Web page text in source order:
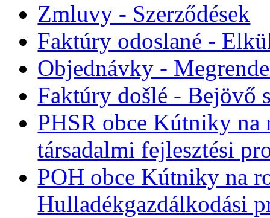
Zmluvy - Szerződések
Faktúry odoslané -
Objednávky -
Faktúry došlé - Bejövő
PHSR obce Kútniky na
társadalmi fejlesztési
POH obce Kútniky na
Hulladékgazdálkodási